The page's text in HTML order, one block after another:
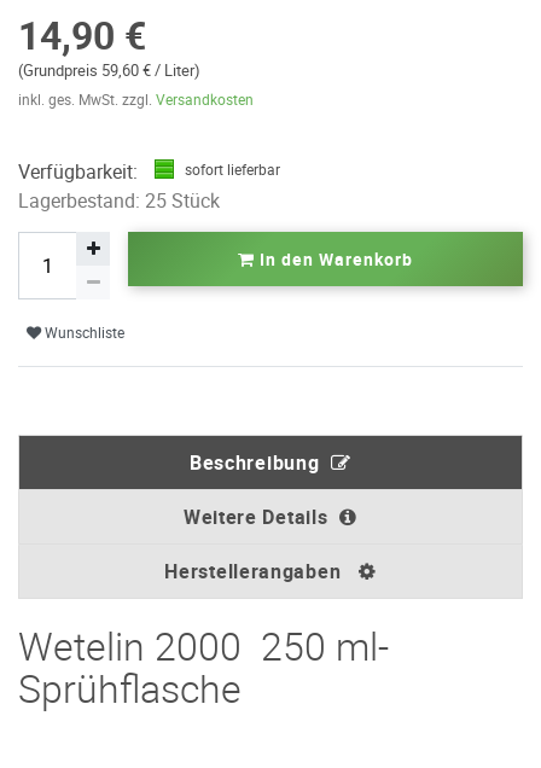
14,90 €
(Grundpreis 59,60 € / Liter)
inkl. ges. MwSt. zzgl. Versandkosten
Verfügbarkeit: sofort lieferbar
Lagerbestand: 25 Stück
In den Warenkorb
Wunschliste
Beschreibung
Weitere Details
Herstellerangaben
Wetelin 2000 250 ml-
Sprühflasche